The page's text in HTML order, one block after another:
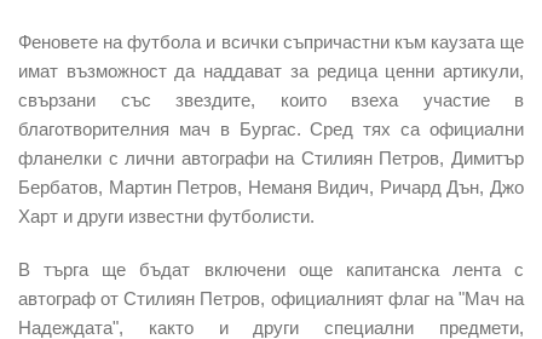
Феновете на футбола и всички съпричастни към каузата ще
имат възможност да наддават за редица ценни артикули,
свързани със звездите, които взеха участие в
благотворителния мач в Бургас. Сред тях са официални
фланелки с лични автографи на Стилиян Петров, Димитър
Бербатов, Мартин Петров, Неманя Видич, Ричард Дън, Джо
Харт и други известни футболисти.
В търга ще бъдат включени още капитанска лента с
автограф от Стилиян Петров, официалният флаг на "Мач на
Надеждата", както и други специални предмети,